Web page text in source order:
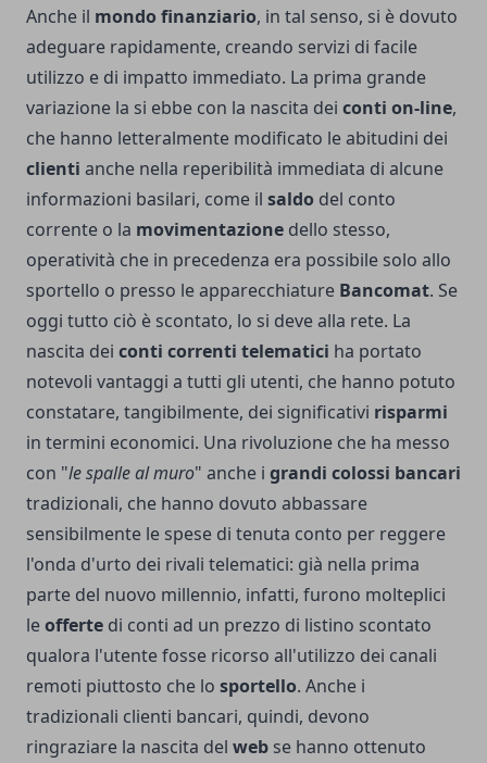
Anche il mondo finanziario, in tal senso, si è dovuto
adeguare rapidamente, creando servizi di facile
utilizzo e di impatto immediato. La prima grande
variazione la si ebbe con la nascita dei conti on-line,
che hanno letteralmente modificato le abitudini dei
clienti anche nella reperibilità immediata di alcune
informazioni basilari, come il saldo del conto
corrente o la movimentazione dello stesso,
operatività che in precedenza era possibile solo allo
sportello o presso le apparecchiature Bancomat. Se
oggi tutto ciò è scontato, lo si deve alla rete. La
nascita dei conti correnti telematici ha portato
notevoli vantaggi a tutti gli utenti, che hanno potuto
constatare, tangibilmente, dei significativi risparmi
in termini economici. Una rivoluzione che ha messo
con "le spalle al muro" anche i grandi colossi bancari
tradizionali, che hanno dovuto abbassare
sensibilmente le spese di tenuta conto per reggere
l'onda d'urto dei rivali telematici: già nella prima
parte del nuovo millennio, infatti, furono molteplici
leofferte di conti ad un prezzo di listino scontato
qualora l'utente fosse ricorso all'utilizzo dei canali
remoti piuttosto che lo sportello. Anche i
tradizionali clienti bancari, quindi, devono
ringraziare la nascita del web se hanno ottenuto